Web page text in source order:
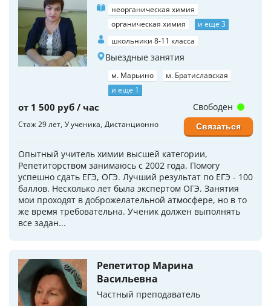
неорганическая химия
органическая химия
и еще 3
школьники 8-11 класса
Выездные занятия
м. Марьино
м. Братиславская
и еще 1
от 1 500 руб / час
Стаж 29 лет У ученика Дистанционно
Опытный учитель химии высшей категории,
Репетиторством занимаюсь с 2002 года. Помогу
успешно сдать ЕГЭ, ОГЭ. Лучший результат по ЕГЭ - 100
баллов. Несколько лет была экспертом ОГЭ. Занятия
мои проходят в доброжелательной атмосфере, но в то
же время требовательна. Ученик должен выполнять
все задан...
Свободен
Связаться
Репетитор Марина
Васильевна
Частный преподаватель